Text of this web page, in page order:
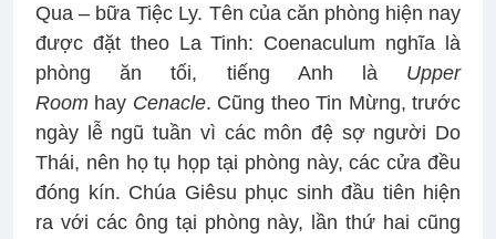
Qua – bữa Tiệc Ly. Tên của căn phòng hiện nay
được đặt theo La Tinh: Coenaculum nghĩa là
phòng ăn tối, tiếng Anh là
Upper
Room hay Cenacle. Cũng theo Tin Mừng, trước
ngày lễ ngũ tuần vì các môn đệ sợ người Do
Thái, nên họ tụ họp tại phòng này, các cửa đều
đóng kín. Chúa Giêsu phục sinh đầu tiên hiện
ra với các ông tại phòng này, lần thứ hai cũng